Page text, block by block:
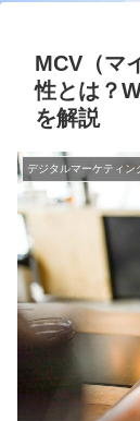
MCV（マ
性とは？
を解説
デジタルマーケティン